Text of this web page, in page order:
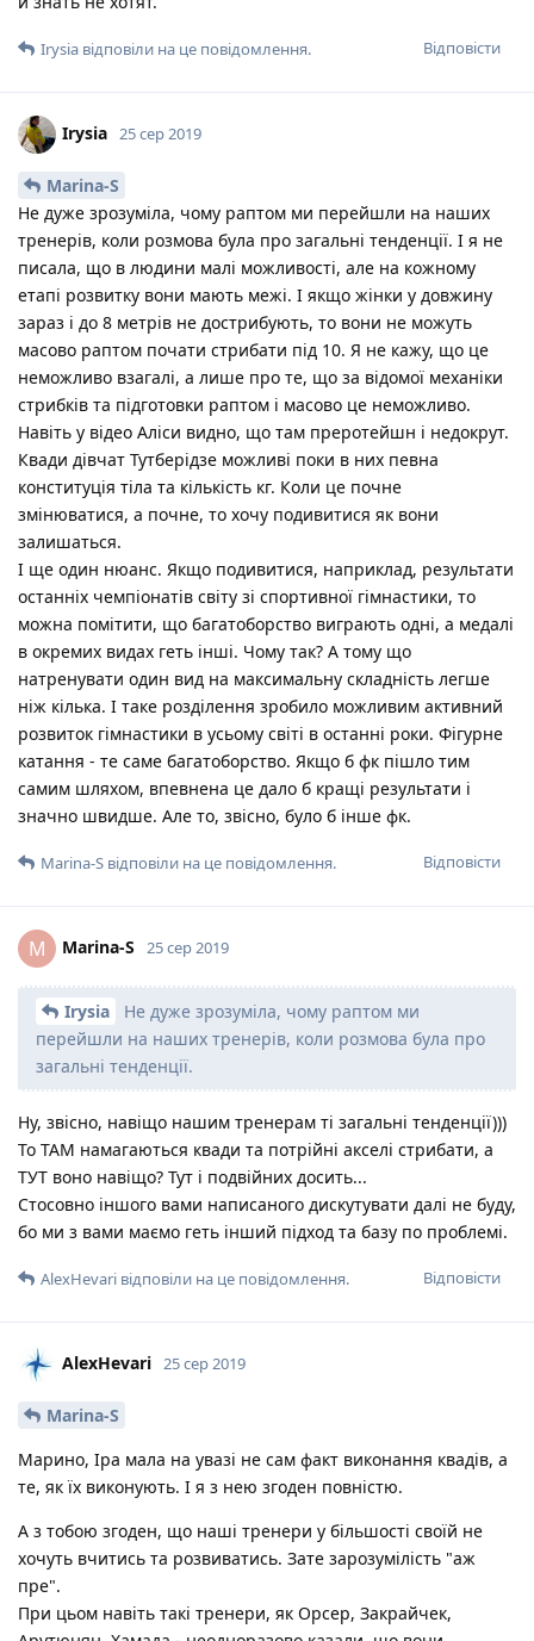
Відповісти
Irysia відповіли на це повідомлення.
Irysia 25 сер 2019
Marina-S
Не дуже зрозуміла, чому раптом ми перейшли на наших
тренерів, коли розмова була про загальні тенденції. І я не
писала, що в людини малі можливості, але на кожному
етапі розвитку вони мають межі. І якщо жінки у довжину
зараз і до 8 метрів не дострибують, то вони не можуть
масово раптом почати стрибати під 10. Я не кажу, що це
неможливо взагалі, а лише про те, що за відомої механіки
стрибків та підготовки раптом і масово це неможливо.
Навіть у відео Аліси видно, що там преротейшн і недокрут.
Квади дівчат Тутберідзе можливі поки в них певна
конституція тіла та кількість кг. Коли це почне
змінюватися, а почне, то хочу подивитися як вони
залишаться.
І ще один нюанс. Якщо подивитися, наприклад, результати
останніх чемпіонатів світу зі спортивної гімнастики, то
можна помітити, що багатоборство виграють одні, а медалі
в окремих видах геть інші. Чому так? А тому що
натренувати один вид на максимальну складність легше
ніж кілька. І таке розділення зробило можливим активний
розвиток гімнастики в усьому світі в останні роки. Фігурне
катання - те саме багатоборство. Якщо б фк пішло тим
самим шляхом, впевнена це дало б кращі результати і
значно швидше. Але то, звісно, було б інше фк.
Відповісти
Marina-S відповіли на це повідомлення.
M Marina-S 25 сер 2019
Irysia
Не дуже зрозуміла, чому раптом ми
перейшли на наших тренерів, коли розмова була про
загальні тенденції.
Ну, звісно, навіщо нашим тренерам ті загальні тенденції)))
То ТАМ намагаються квади та потрійні акселі стрибати, а
ТУТ воно навіщо? Тут і подвійних досить...
Стосовно іншого вами написаного дискутувати далі не буду,
бо ми з вами маємо геть інший підход та базу по проблемі.
Відповісти
AlexHevari відповіли на це повідомлення.
AlexHevari 25 сер 2019
Marina-S
Марино, Іра мала на увазі не сам факт виконання квадів, а
те, як їх виконують. І я з нею згоден повністю.
А з тобою згоден, що наші тренери у більшості своїй не
хочуть вчитись та розвиватись. Зате зарозумілість "аж
пре".
При цьом навіть такі тренери, як Орсер, Закрайчек,